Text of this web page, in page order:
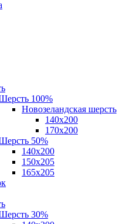
100%
Новозеландская шерсть
140х200
170x200
50%
140x200
150х205
165х205
30%